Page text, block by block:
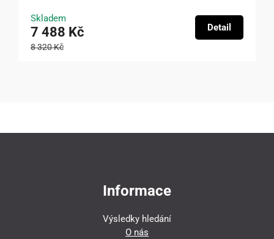
Skladem
7 488 Kč
8 320 Kč
Detail
Informace
Výsledky hledání
O nás